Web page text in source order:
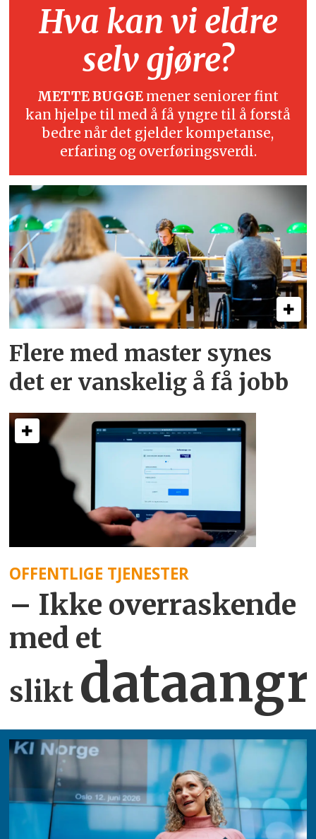
Hva kan vi eldre
selv gjøre?
METTE BUGGE mener seniorer fint
kan hjelpe til med å få yngre til å forstå
bedre når det gjelder kompetanse,
erfaring og overføringsverdi.
Flere med master synes
det er vanskelig å få jobb
OFFENTLIGE TJENESTER
– Ikke overraskende
med et
slikt